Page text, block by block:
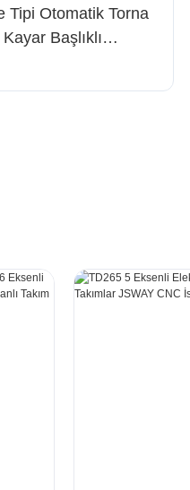
Tipi Otomatik Torna
Başlıklı